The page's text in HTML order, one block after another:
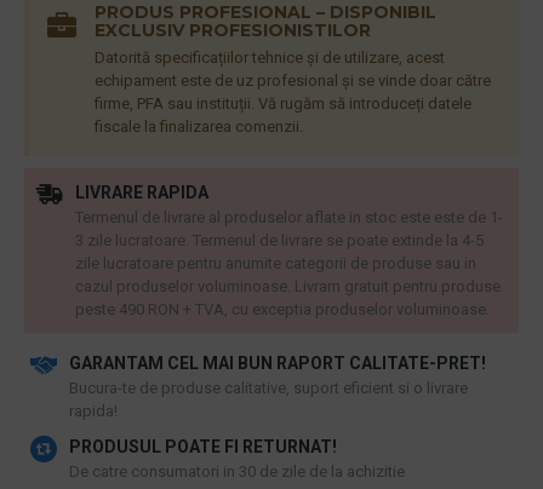
GARANTAM CEL MAI BUN RAPORT CALITATE-PRET!
​Bucura-te de produse calitative, suport eficient si o livrare
rapida!
PRODUSUL POATE FI RETURNAT!
De catre consumatori in 30 de zile de la achizitie
PRODUS PROFESIONAL – DISPONIBIL
EXCLUSIV PROFESIONISTILOR
Datorită specificațiilor tehnice și de utilizare, acest
echipament este de uz profesional și se vinde doar către
firme, PFA sau instituții. Vă rugăm să introduceți datele
fiscale la finalizarea comenzii.
LIVRARE RAPIDA
Termenul de livrare al produselor aflate in stoc este este de 1-
3 zile lucratoare. Termenul de livrare se poate extinde la 4-5
zile lucratoare pentru anumite categorii de produse sau in
cazul produselor voluminoase. Livram gratuit pentru produse
peste 490 RON + TVA, cu exceptia produselor voluminoase.